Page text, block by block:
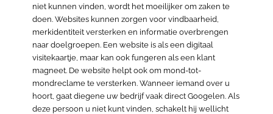
niet kunnen vinden, wordt het moeilijker om zaken te
doen. Websites kunnen zorgen voor vindbaarheid,
merkidentiteit versterken en informatie overbrengen
naar doelgroepen. Een website is als een digitaal
visitekaartje, maar kan ook fungeren als een klant
magneet. De website helpt ook om mond-tot-
mondreclame te versterken. Wanneer iemand over u
hoort, gaat diegene uw bedrijf vaak direct Googelen. Als
deze persoon u niet kunt vinden, schakelt hij wellicht